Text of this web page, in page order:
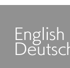
English